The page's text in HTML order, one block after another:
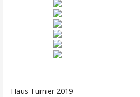
Haus Turnier 2019